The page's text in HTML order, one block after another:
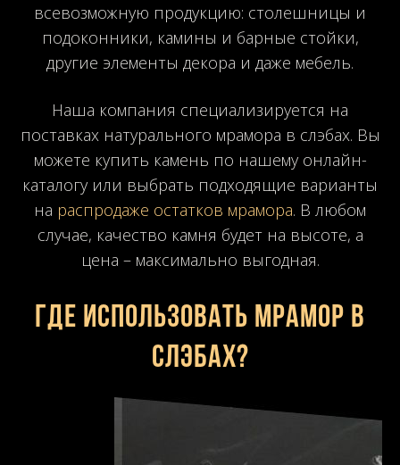
всевозможную продукцию: столешницы и
подоконники, камины и барные стойки,
другие элементы декора и даже мебель.
Наша компания специализируется на
поставках натурального мрамора в слэбах. Вы
можете купить камень по нашему онлайн-
каталогу или выбрать подходящие варианты
на распродаже остатков мрамора. В любом
случае, качество камня будет на высоте, а
цена – максимально выгодная.
Где использовать мрамор в
слэбах?